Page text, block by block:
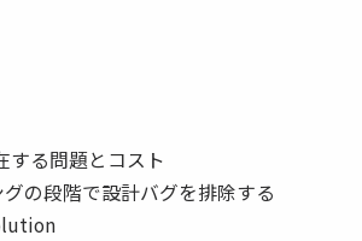
する問題とコスト
グの段階で設計バグを排除する